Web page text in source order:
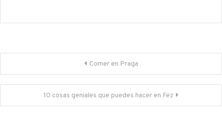
de
entradas
Comer en Praga
10 cosas geniales que puedes hacer en Fez